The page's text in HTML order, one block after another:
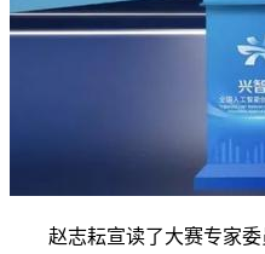
赵志耘宣读了大赛专家委员